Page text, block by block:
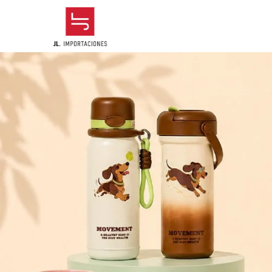
Comprá online productos de en JL IMPORTACIONES